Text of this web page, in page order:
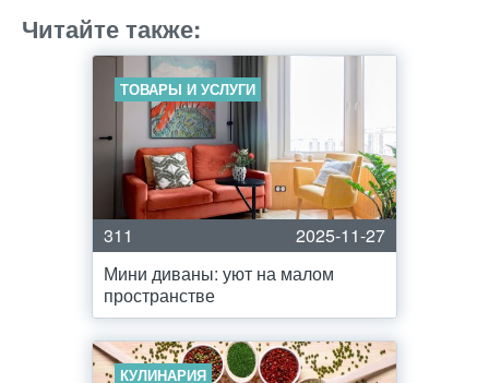
Читайте также:
ТОВАРЫ И УСЛУГИ
311
2025-11-27
Мини диваны: уют на малом
пространстве
КУЛИНАРИЯ